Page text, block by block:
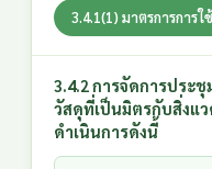
3.4.1(1) มาตรการการ
3.4.2 การจัดการประ
วัสดุที่เป็นมิตรกับสิ่งแ
ดำเนินการดังนี้